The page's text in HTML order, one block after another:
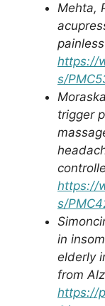
Mehta,
https://
s/
trigger
https://
s/
in
elderly
from
https://